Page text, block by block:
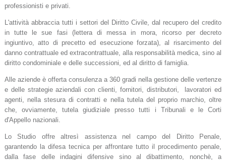
professionisti e privati.
L'attività abbraccia tutti i settori del Diritto Civile, dal recupero del credito
in tutte le sue fasi (lettera di messa in mora, ricorso per decreto
ingiuntivo, atto di precetto ed esecuzione forzata), al risarcimento del
danno contrattuale ed extracontrattuale, alla responsabilità medica, sino al
diritto condominiale e delle successioni, ed al diritto di famiglia.
Alle aziende è offerta consulenza a 360 gradi nella gestione delle vertenze
e delle strategie aziendali con clienti, fornitori, distributori, lavoratori ed
agenti, nella stesura di contratti e nella tutela del proprio marchio, oltre
che, ovviamente, tutela giudiziale presso tutti i Tribunali e le Corti
d'Appello nazionali.
Lo Studio offre altresì assistenza nel campo del Diritto Penale,
garantendo la difesa tecnica per affrontare tutto il procedimento penale,
dalla fase delle indagini difensive sino al dibattimento, nonchè, a